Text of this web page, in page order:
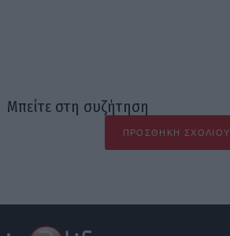
Μπείτε στη συζήτηση
ΠΡΟΣΘΉΚΗ ΣΧΟΛΊΟΥ